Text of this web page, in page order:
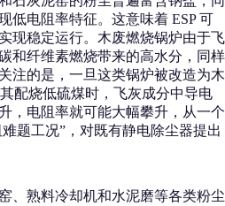
低电阻率特征。这意味着 ESP 可
现稳定运行。木废燃烧锅炉由于飞
和纤维素燃烧带来的高水分，同样
注的是，一旦这类锅炉被改造为木
配烧低硫煤时，飞灰成分中导电
，电阻率就可能大幅攀升，从一个
题工况”，对既有静电除尘器提出
、熟料冷却机和水泥磨等各类粉尘